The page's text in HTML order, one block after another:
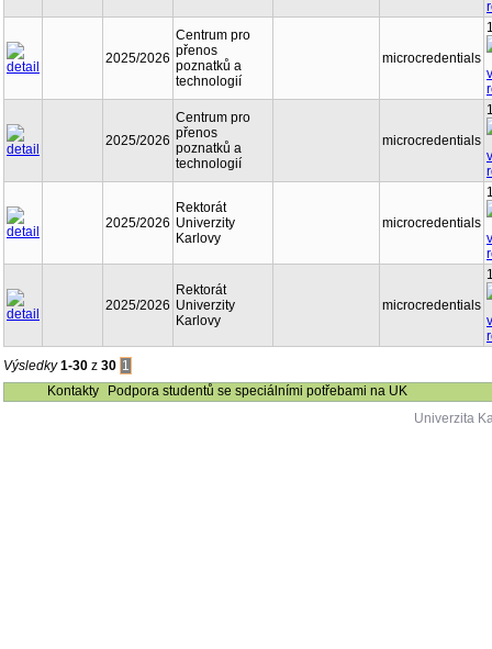
2025/2026
Centrum pro
přenos
poznatků a
technologií
microcredentials
2025/2026
Centrum pro
přenos
poznatků a
technologií
microcredentials
2025/2026
Rektorát
Univerzity
Karlovy
microcredentials
2025/2026
Rektorát
Univerzity
Karlovy
microcredentials
Výsledky1-30 z 30 1
Kontakty
Podpora studentů se speciálními potřebami na UK
Univerzita